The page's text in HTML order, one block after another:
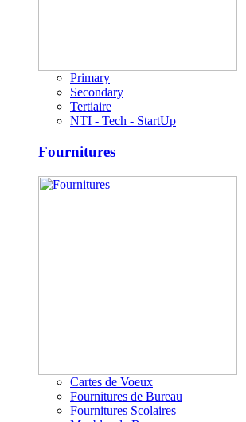
Primary
Secondary
Tertiaire
NTI - Tech - StartUp
Fournitures
Cartes de Voeux
Fournitures de Bureau
Fournitures Scolaires